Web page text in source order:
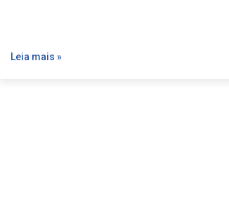
Leia mais »